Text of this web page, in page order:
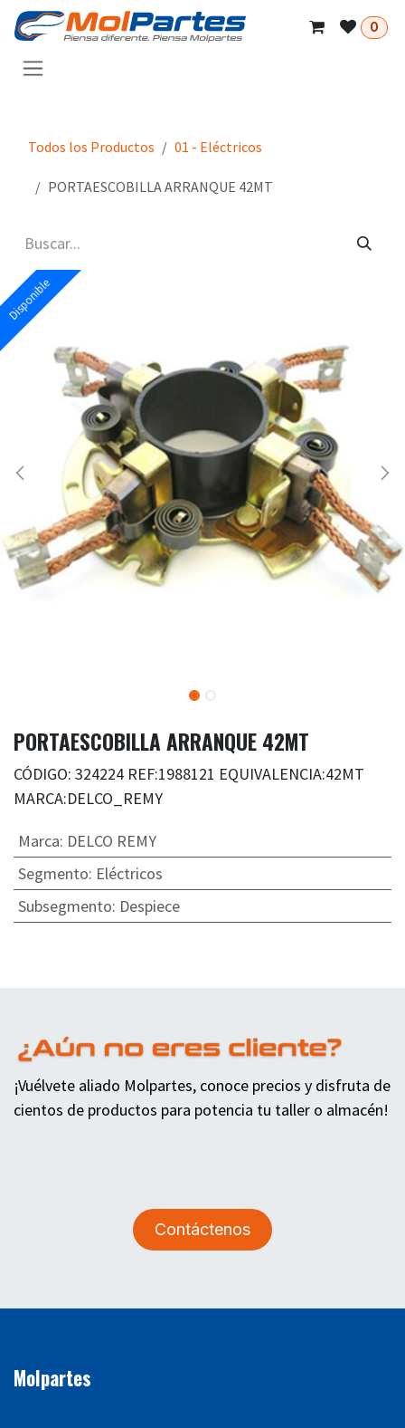
Ir al contenido
0
Todos los Productos 01 - Eléctricos
PORTAESCOBILLA ARRANQUE 42MT
Disponible
Disponible
PORTAESCOBILLA ARRANQUE 42MT
CÓDIGO: 324224 REF:1988121 EQUIVALENCIA:42MT
MARCA:DELCO_REMY
Marca: DELCO REMY
Segmento: Eléctricos
Subsegmento: Despiece
¡Vuélvete aliado Molpartes, conoce precios y disfruta de
cientos de productos para potencia tu taller o almacén!
Contáctenos
Molpartes